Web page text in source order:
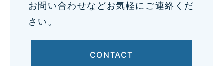
お問い合わせなどお気軽にご連絡くだ
さい。
CONTACT